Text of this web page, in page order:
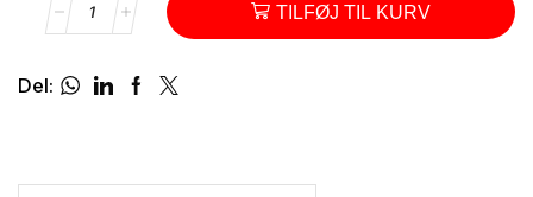
TILFØJ TIL KURV
Del: